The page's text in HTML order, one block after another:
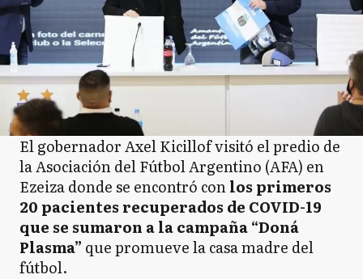
El gobernador Axel Kicillof visitó el predio de
la Asociación del Fútbol Argentino (AFA) en
Ezeiza donde se encontró conlos primeros
20 pacientes recuperados de COVID-19
que se sumaron a la campaña “Doná
Plasma” que promueve la casa madre del
fútbol.